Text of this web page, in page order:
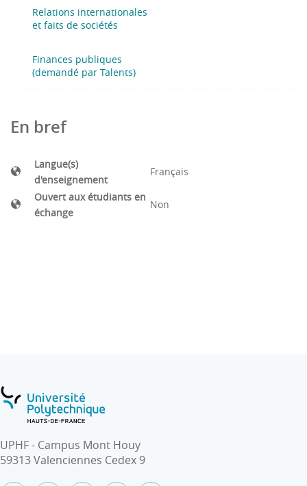
Relations internationales
et faits de sociétés
Finances publiques
(demandé par Talents)
En bref
Langue(s)
d'enseignement
Français
Ouvert aux étudiants en
échange
Non
UPHF - Campus Mont Houy
59313 Valenciennes Cedex 9